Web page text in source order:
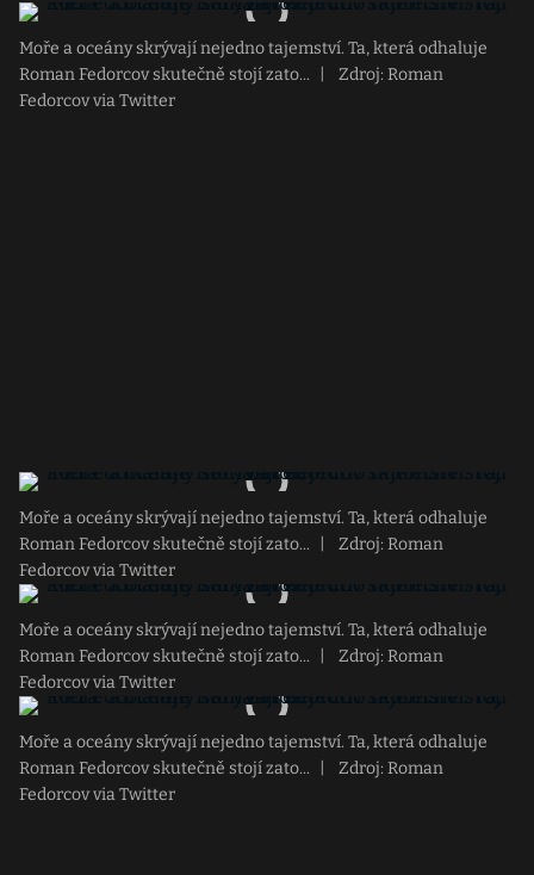
Moře a oceány skrývají nejedno tajemství. Ta, která odhaluje
Roman Fedorcov skutečně stojí zato...
Zdroj: Roman
Fedorcov via Twitter
Moře a oceány skrývají nejedno tajemství. Ta, která odhaluje
Roman Fedorcov skutečně stojí zato...
Zdroj: Roman
Fedorcov via Twitter
Moře a oceány skrývají nejedno tajemství. Ta, která odhaluje
Roman Fedorcov skutečně stojí zato...
Zdroj: Roman
Fedorcov via Twitter
Moře a oceány skrývají nejedno tajemství. Ta, která odhaluje
Roman Fedorcov skutečně stojí zato...
Zdroj: Roman
Fedorcov via Twitter